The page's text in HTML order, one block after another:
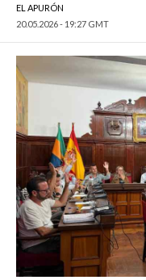
EL APURÓN
20.05.2026 - 19:27 GMT